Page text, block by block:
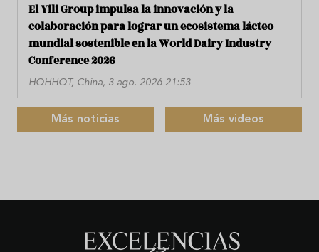
El Yili Group impulsa la innovación y la
colaboración para lograr un ecosistema lácteo
mundial sostenible en la World Dairy Industry
Conference 2026
HOHHOT, China, 3 ago. 2026 21:53
Más noticias Más videos